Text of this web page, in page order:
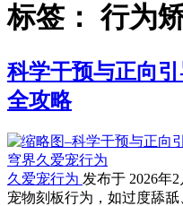
标签： 行为
科学干预与正向
全攻略
久爱宠行为 发布于 2026年2
宠物刻板行为，如过度舔